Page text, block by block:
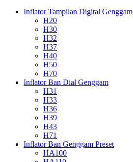
Inflator Tampilan Digital Genggam
H20
H30
H32
H37
H40
H50
H70
Inflator Ban Dial Genggam
H31
H33
H36
H39
H43
H71
Inflator Ban Genggam Preset
HA100